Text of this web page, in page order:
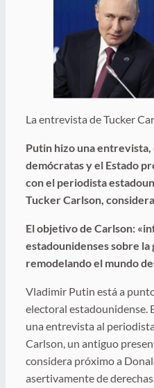
La entrevista de Tucker
Putin hizo una entrevista,
demócratas y el Estado
con el periodista
Tucker Carlson,
El objetivo de Carlson:
estadounidenses sobre la
remodelando el mundo
Vladimir Putin está a
electoral estadounidense.
una entrevista al
Carlson, un antiguo
considera próximo a
asertivamente de